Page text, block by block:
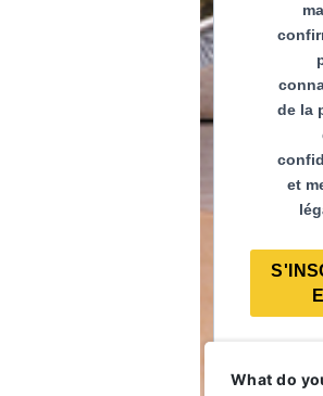
de la
et
E
What do